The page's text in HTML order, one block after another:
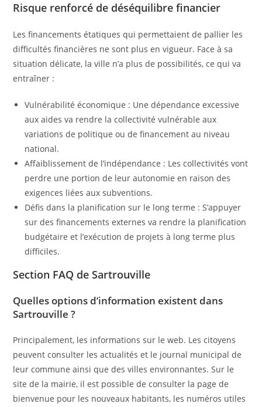
Risque renforcé de déséquilibre financier
Les financements étatiques qui permettaient de pallier les
difficultés financières ne sont plus en vigueur. Face à sa
situation délicate, la ville n’a plus de possibilités, ce qui va
entraîner :
Vulnérabilité économique : Une dépendance excessive
aux aides va rendre la collectivité vulnérable aux
variations de politique ou de financement au niveau
national.
Affaiblissement de l’indépendance : Les collectivités vont
perdre une portion de leur autonomie en raison des
exigences liées aux subventions.
Défis dans la planification sur le long terme : S’appuyer
sur des financements externes va rendre la planification
budgétaire et l’exécution de projets à long terme plus
difficiles.
Section FAQ de Sartrouville
Quelles options d’information existent dans
Sartrouville ?
Principalement, les informations sur le web. Les citoyens
peuvent consulter les actualités et le journal municipal de
leur commune ainsi que des villes environnantes. Sur le
site de la mairie, il est possible de consulter la page de
bienvenue pour les nouveaux habitants, les numéros utiles